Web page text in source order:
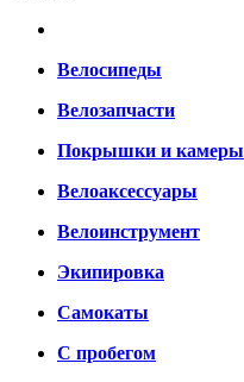
Велосипеды
Велозапчасти
Покрышки и камеры
Велоаксессуары
Велоинструмент
Экипировка
Самокаты
С пробегом